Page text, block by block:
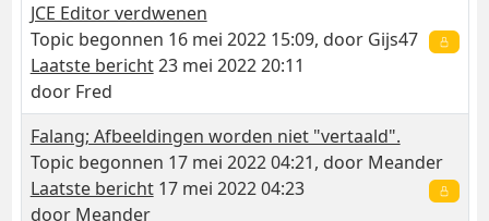
JCE Editor verdwenen
Topic begonnen 16 mei 2022 15:09, door Gijs47
Laatste bericht23 mei 2022 20:11
door Fred
Falang; Afbeeldingen worden niet "vertaald".
Topic begonnen 17 mei 2022 04:21, door Meander
Laatste bericht17 mei 2022 04:23
door Meander